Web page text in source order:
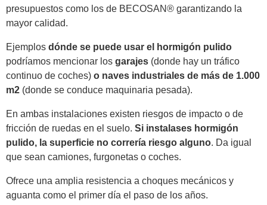
presupuestos como los de BECOSAN® garantizando la
mayor calidad.
Ejemplos dónde se puede usar el hormigón pulido
podríamos mencionar los garajes (donde hay un tráfico
continuo de coches) o naves industriales de más de 1.000
m2 (donde se conduce maquinaria pesada).
En ambas instalaciones existen riesgos de impacto o de
fricción de ruedas en el suelo. Si instalases hormigón
pulido, la superficie no correría riesgo alguno. Da igual
que sean camiones, furgonetas o coches.
Ofrece una amplia resistencia a choques mecánicos y
aguanta como el primer día el paso de los años.